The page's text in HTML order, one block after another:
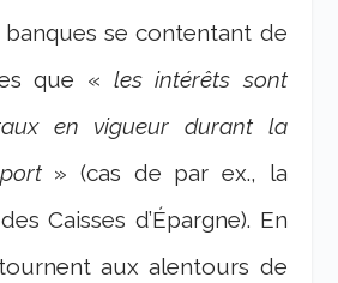
se contentant de
que « les intérêts sont
en vigueur durant la
» (cas de par ex., la
Caisses d’Épargne). En
aux alentours de